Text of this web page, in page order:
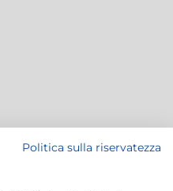
Politica sulla riservatezza